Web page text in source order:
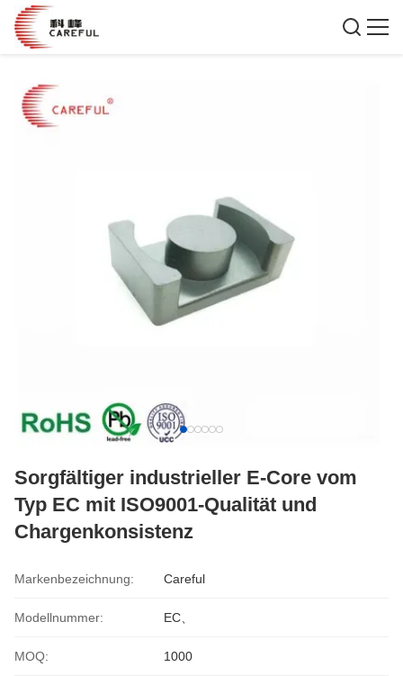
Sorgfältiger industrieller E-Core vom
Typ EC mit ISO9001-Qualität und
Chargenkonsistenz
Markenbezeichnung: Careful
Modellnummer: EC、
MOQ: 1000